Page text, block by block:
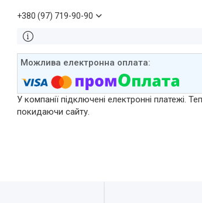
+380 (97) 719-90-90
У компанії підключені електронні платежі.
покидаючи сайту.